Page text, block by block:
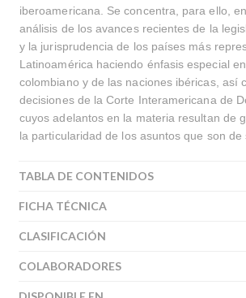
iberoamericana. Se concentra, para ello,
análisis de los avances recientes de la
y la jurisprudencia de los países más
Latinoamérica haciendo énfasis especial
colombiano y de las naciones ibéricas, así
decisiones de la Corte Interamericana de
cuyos adelantos en la materia resultan de
la particularidad de los asuntos que son de
TABLA DE CONTENIDOS
FICHA TÉCNICA
CLASIFICACIÓN
COLABORADORES